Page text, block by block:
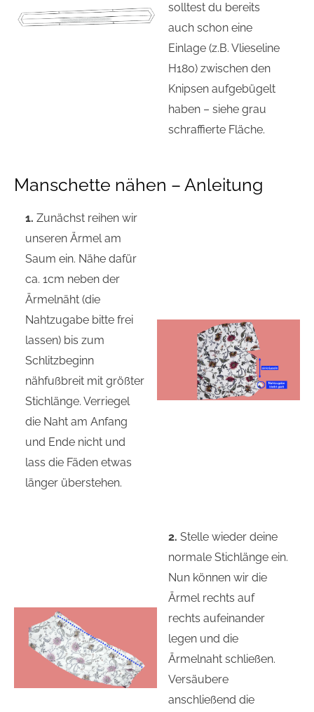
solltest du bereits
auch schon eine
Einlage (z.B. Vlieseline
H180) zwischen den
Knipsen aufgebügelt
haben – siehe grau
schraffierte Fläche.
Manschette nähen – Anleitung
1. Zunächst reihen wir
unseren Ärmel am
Saum ein. Nähe dafür
ca. 1cm neben der
Ärmelnäht (die
Nahtzugabe bitte frei
lassen) bis zum
Schlitzbeginn
nähfußbreit mit größter
Stichlänge. Verriegel
die Naht am Anfang
und Ende nicht und
lass die Fäden etwas
länger überstehen.
2.Stelle wieder deine
normale Stichlänge ein.
Nun können wir die
Ärmel rechts auf
rechts aufeinander
legen und die
Ärmelnaht schließen.
Versäubere
anschließend die